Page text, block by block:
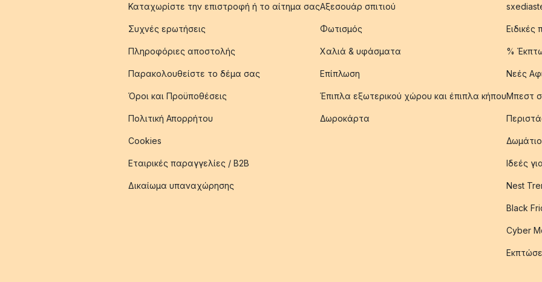
Καταχωρίστε την επιστροφή ή το αίτημα σας
Συχνές ερωτήσεις
Πληροφόριες αποστολής
Παρακολουθείστε το δέμα σας
Όροι και Προϋποθέσεις
Πολιτική Απορρήτου
Cookies
Εταιρικές παραγγελίες / B2B
Δικαίωμα υπαναχώρησης
Αξεσουάρ σπιτιού
Φωτισμός
Χαλιά & υφάσματα
Επίπλωση
Έπιπλα εξωτερικού χώρου και έπιπλα κήπου
Δωροκάρτα
%
Νεές
Μπεστ
Δωμάτιο
Ιδεές
Nest
Black
Cyber